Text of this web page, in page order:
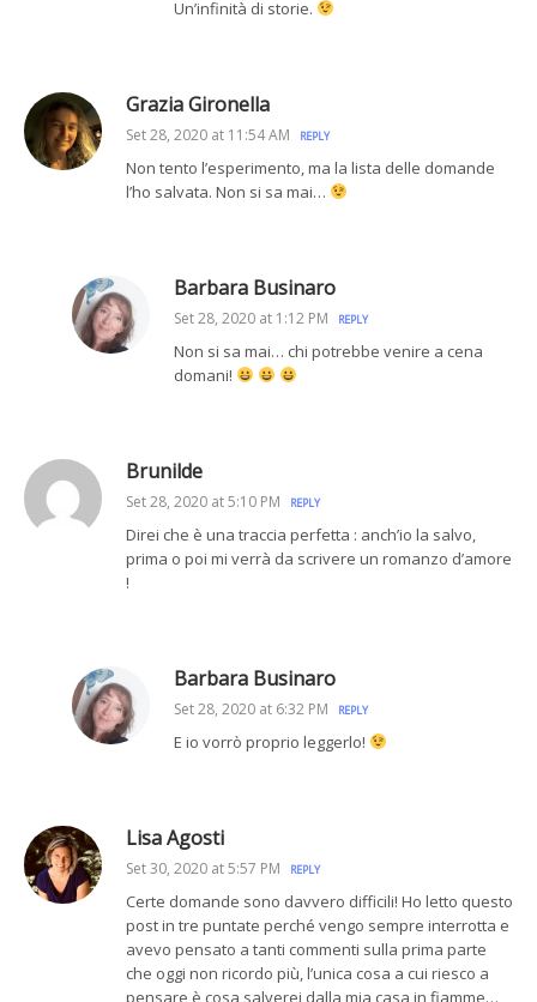
Un’infinità di storie.
Grazia Gironella
Set 28, 2020 at 11:54 AM REPLY
Non tento l’esperimento, ma la lista delle domande
l’ho salvata. Non si sa mai…
Barbara Businaro
Set 28, 2020 at 1:12 PM REPLY
Non si sa mai… chi potrebbe venire a cena
domani!
Brunilde
Set 28, 2020 at 5:10 PM REPLY
Direi che è una traccia perfetta : anch’io la salvo,
prima o poi mi verrà da scrivere un romanzo d’amore
!
Barbara Businaro
Set 28, 2020 at 6:32 PM REPLY
E io vorrò proprio leggerlo!
Lisa Agosti
Set 30, 2020 at 5:57 PM REPLY
Certe domande sono davvero difficili! Ho letto questo
post in tre puntate perché vengo sempre interrotta e
avevo pensato a tanti commenti sulla prima parte
che oggi non ricordo più, l’unica cosa a cui riesco a
pensare è cosa salverei dalla mia casa in fiamme…